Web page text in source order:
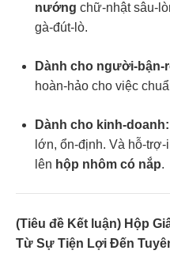
nướng chữ-nhật sâu-
gà-đút-lò.
Dành cho người-bận-
hoàn-hảo cho việc
Dành cho kinh-doanh:
lớn, ổn-định. Và hỗ-
lên hộp nhôm có nắp.
(Tiêu đề Kết luận) Hộp
Từ Sự Tiện Lợi Đến